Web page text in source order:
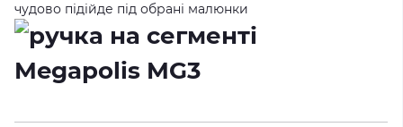
чудово підійде під обрані малюнки